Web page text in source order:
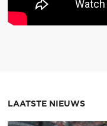
LAATSTE NIEUWS